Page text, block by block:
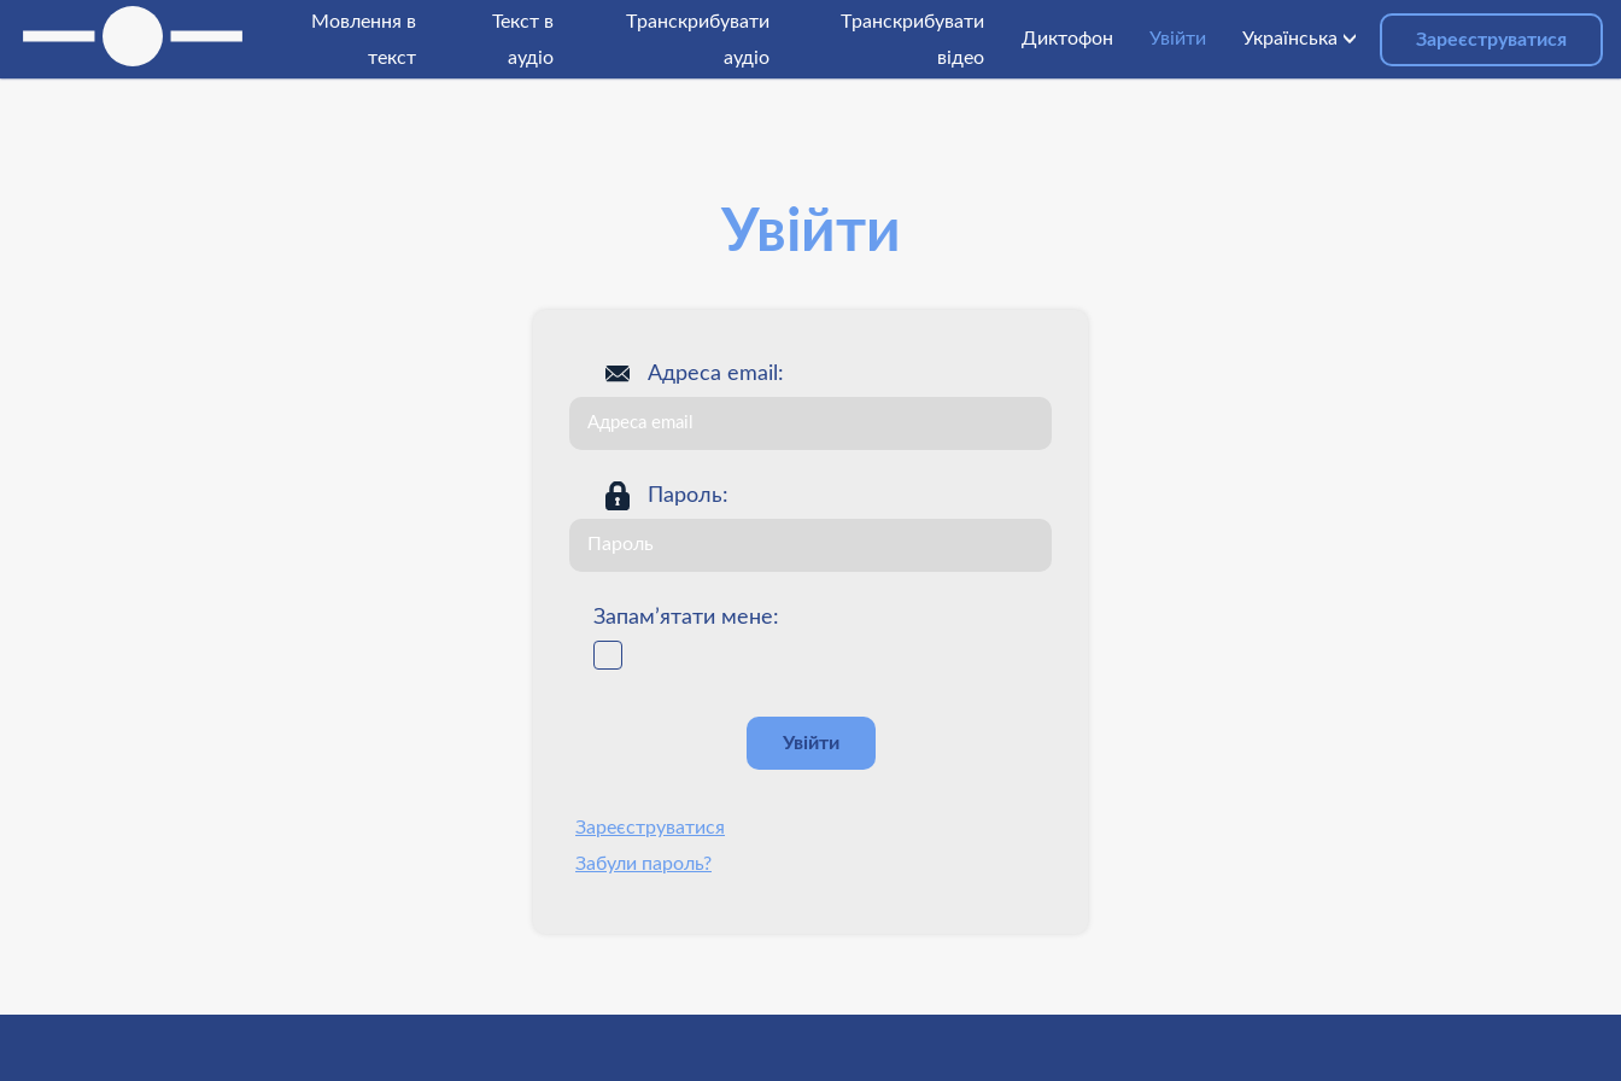
Мовлення в
текст
Текст в
аудіо
Tранскрибувати
аудіо
Tранскрибувати
відео
Диктофон Увійти Українська Зареєструватися
Увійти
Адреса email:
Пароль:
Запам’ятати мене:
Зареєструватися
Забули пароль?